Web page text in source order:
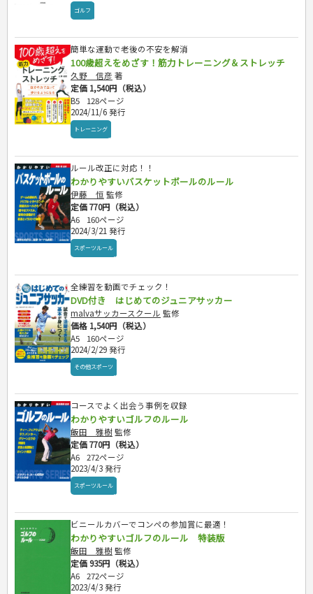
ゴルフ
簡単な運動で老後の不安を解消
100歳超えをめざす！筋力トレーニング＆ストレッチ
久野 信彦 著
定価 1,540円（税込）
B5
128ページ
2024/11/6 発行
トレーニング
ルール改正に対応！！
わかりやすいバスケットボールのルール
伊藤 恒 監修
定価 770円（税込）
A6
160ページ
2024/3/21 発行
スポーツルール
全練習を動画でチェック！
DVD付き はじめてのジュニアサッカー
malvaサッカースクール 監修
価格 1,540円（税込）
A5
160ページ
2024/2/29 発行
その他スポーツ
コースでよく出会う事例を収録
わかりやすいゴルフのルール
飯田 雅樹監修
定価 770円（税込）
A6
272ページ
2023/4/3 発行
スポーツルール
ビニールカバーでコンペの参加賞に最適！
わかりやすいゴルフのルール 特装版
飯田 雅樹監修
定価 935円（税込）
A6
272ページ
2023/4/3 発行